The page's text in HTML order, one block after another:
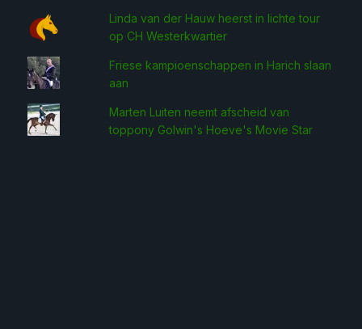
Linda van der Hauw heerst in lichte tour
op CH Westerkwartier
Friese kampioenschappen in Harich slaan
aan
Marten Luiten neemt afscheid van
toppony Golwin's Hoeve's Movie Star